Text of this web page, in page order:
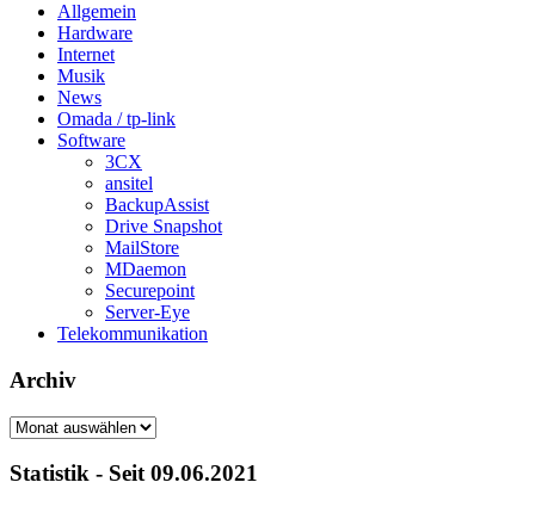
Allgemein
Hardware
Internet
Musik
News
Omada / tp-link
Software
3CX
ansitel
BackupAssist
Drive Snapshot
MailStore
MDaemon
Securepoint
Server-Eye
Telekommunikation
Archiv
Archiv
Statistik - Seit 09.06.2021